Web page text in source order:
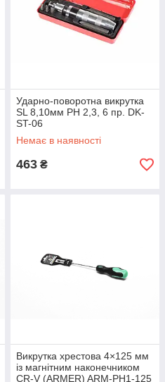
Ударно-поворотна викрутка
SL 8,10мм PH 2,3, 6 пр. DK-
ST-06
Немає в наявності
463 ₴
Викрутка хрестова 4×125 мм
із магнітним наконечником
CR-V (ARMER) ARM-PH1-125